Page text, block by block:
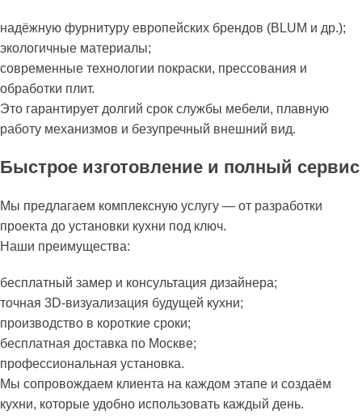
надёжную фурнитуру европейских брендов (BLUM и др.);
экологичные материалы;
современные технологии покраски, прессования и
обработки плит.
Это гарантирует долгий срок службы мебели, плавную
работу механизмов и безупречный внешний вид.
Быстрое изготовление и полный сервис
Мы предлагаем комплексную услугу — от разработки
проекта до установки кухни под ключ.
Наши преимущества:
бесплатный замер и консультация дизайнера;
точная 3D-визуализация будущей кухни;
производство в короткие сроки;
бесплатная доставка по Москве;
профессиональная установка.
Мы сопровождаем клиента на каждом этапе и создаём
кухни, которые удобно использовать каждый день.